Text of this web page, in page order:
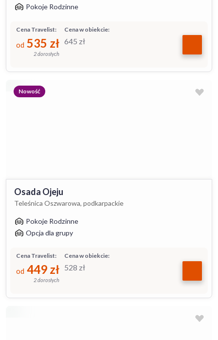
Pokoje Rodzinne
Cena w obiekcie:
645 zł
Cena Travelist:
od 535 zł
2 dorosłych
Nowość
Osada Ojeju
Teleśnica Oszwarowa, podkarpackie
Pokoje Rodzinne
Opcja dla grupy
Cena w obiekcie:
528 zł
Cena Travelist:
od 449 zł
2 dorosłych